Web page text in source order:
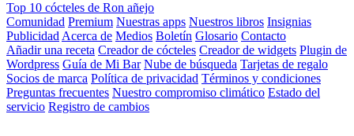
Top 10 cócteles de Ron añejo
Comunidad Premium Nuestras apps Nuestros libros Insignias
Publicidad Acerca de Medios Boletín Glosario Contacto
Añadir una receta Creador de cócteles Creador de widgets Plugin de
Wordpress Guía de Mi Bar Nube de búsqueda Tarjetas de regalo
Socios de marca Política de privacidad Términos y condiciones
Preguntas frecuentes Nuestro compromiso climático Estado del
servicio Registro de cambios